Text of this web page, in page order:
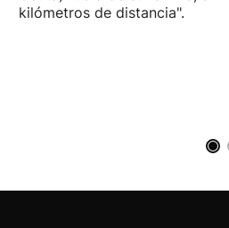
kilómetros de distancia".